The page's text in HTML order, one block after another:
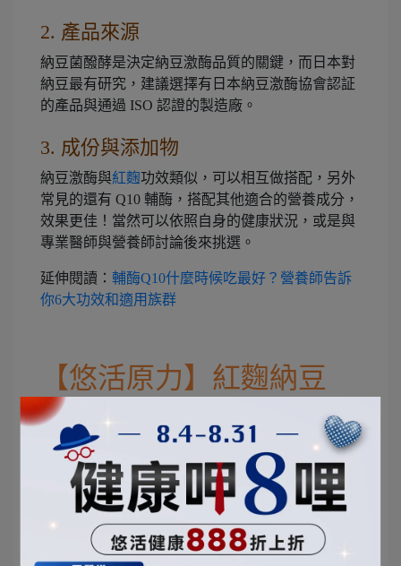
2. 產品來源
納豆菌醱酵是決定納豆激酶品質的關鍵，而日本對
納豆最有研究，建議選擇有日本納豆激酶協會認証
的產品與通過 ISO 認證的製造廠。
3. 成份與添加物
納豆激酶與紅麴功效類似，可以相互做搭配，另外
常見的還有 Q10 輔酶，搭配其他適合的營養成分，
效果更佳！當然可以依照自身的健康狀況，或是與
專業醫師與營養師討論後來挑選。
延伸閱讀： 輔酶Q10什麼時候吃最好？營養師告訴
你6大功效和適用族群
【悠活原力】紅麴納豆
Q10膠囊（60粒）
結帳輸入優惠碼
『YOHOBLOG』再折50
元！
● 嚴